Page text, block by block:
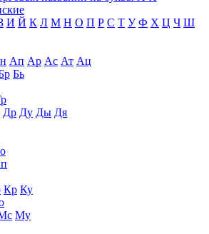
И Й К Л М Н О П Р С Т У Ф Х Ц Ч Ш
Ап Ар Ас Ат Ац
Бь
Др Ду Ды Дя
Кр Ку
Му